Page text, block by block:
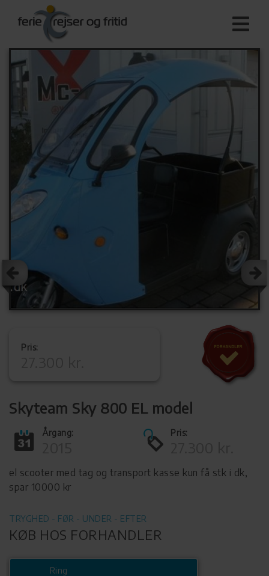
Pris:
Skyteam Sky 800 EL model
Årgang: Pris:
el scooter med tag og transport kasse kun få stk i dk,
spar 10000 kr
TRYGHED - FØR - UNDER - EFTER
KØB HOS FORHANDLER
Ring